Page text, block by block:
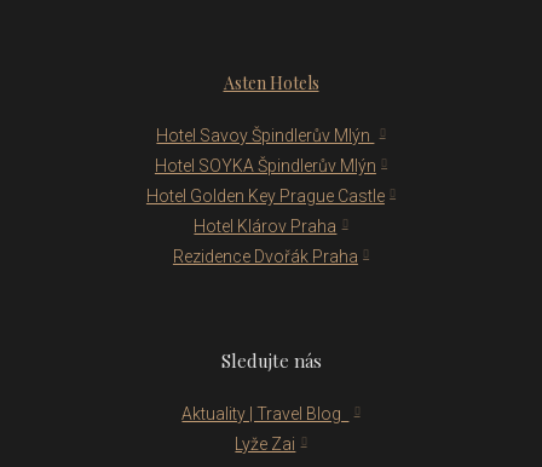
Asten Hotels
Hotel Savoy Špindlerův Mlýn
Hotel SOYKA Špindlerův Mlýn
Hotel Golden Key Prague Castle
Hotel Klárov Praha
Rezidence Dvořák Praha
Sledujte nás
Aktuality | Travel Blog
Lyže Zai